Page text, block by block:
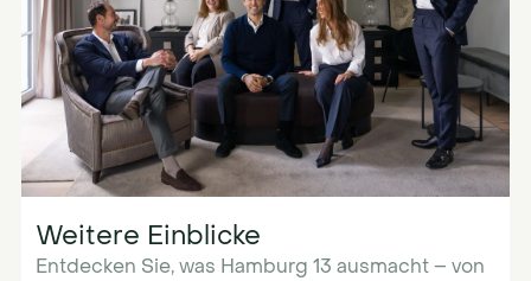
Weitere Einblicke
Entdecken Sie, was Hamburg 13 ausmacht – von